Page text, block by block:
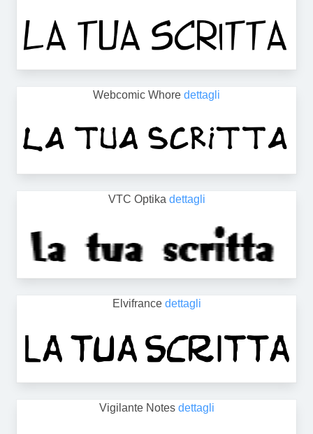
Webcomic Whore dettagli
VTC Optika dettagli
Elvifrance dettagli
Vigilante Notes dettagli